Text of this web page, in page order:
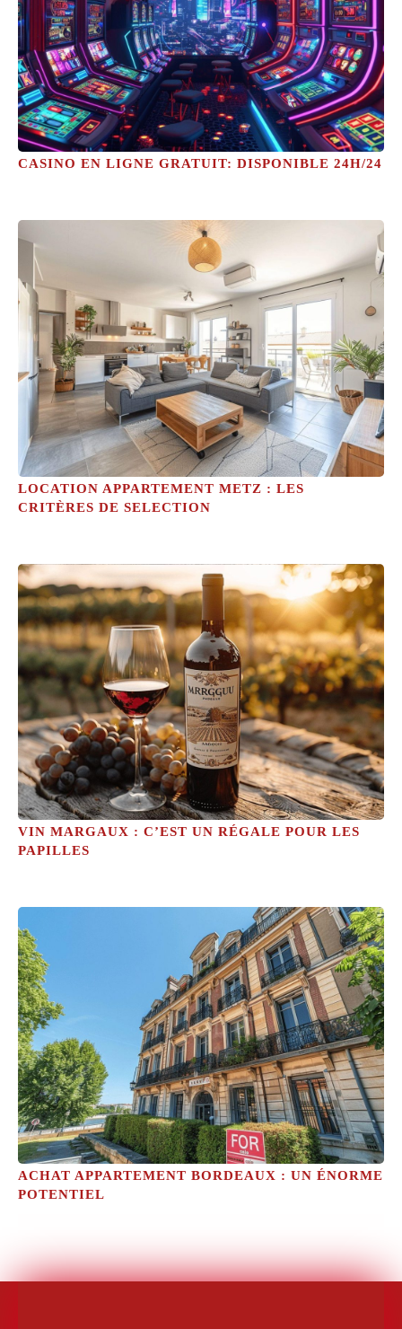
CASINO EN LIGNE GRATUIT: DISPONIBLE 24H/24
LOCATION APPARTEMENT METZ : LES
CRITÈRES DE SELECTION
VIN MARGAUX : C’EST UN RÉGALE POUR LES
PAPILLES
ACHAT APPARTEMENT BORDEAUX : UN ÉNORME
POTENTIEL